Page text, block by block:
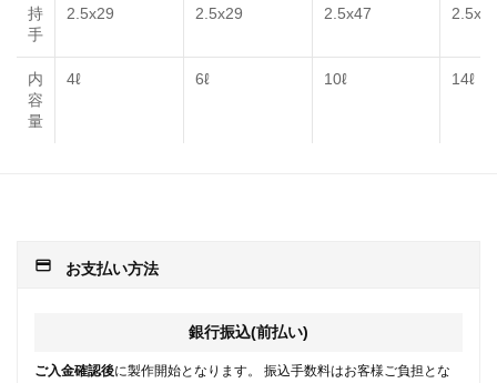
持
手
2.5x29 2.5x29 2.5x47
内
容
量
4ℓ 6ℓ 10ℓ 14ℓ
payment お支払い方法
銀行振込(前払い)
ご入金確認後に製作開始となります。 振込手数料はお客様ご負担とな